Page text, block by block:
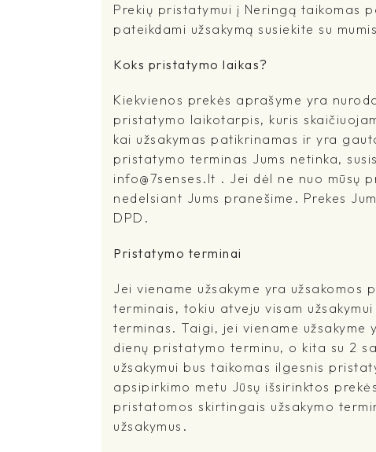
Prekių pristatymui į Neringą taikomas
pateikdami užsakymą susiekite su
Koks pristatymo laikas?
Kiekvienos prekės aprašyme yra
pristatymo laikotarpis, kuris
kai užsakymas patikrinamas ir yra
pristatymo terminas Jums netinka,
info@7senses.lt . Jei dėl ne nuo mūsų
nedelsiant Jums pranešime. Prekes
DPD.
Pristatymo terminai
Jei viename užsakyme yra užsakomos
terminais, tokiu atveju visam
terminas. Taigi, jei viename užsakyme
dienų pristatymo terminu, o kita su 2
užsakymui bus taikomas ilgesnis
apsipirkimo metu Jūsų išsirinktos
pristatomos skirtingais užsakymo
užsakymus.